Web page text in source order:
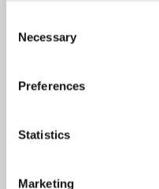
Selection
Necessary
Preferences
Statistics
Marketing
collaborare
dell’umanità